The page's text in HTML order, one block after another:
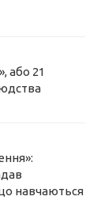
або 21
навчаються